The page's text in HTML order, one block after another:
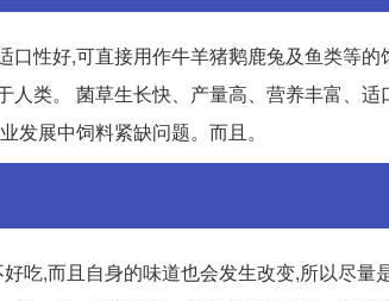
性好,可直接用作牛羊猪鹅鹿兔及鱼类等
类。 菌草生长快、产量高、营养丰富、
发展中饲料紧缺问题。而且。
吃,而且自身的味道也会发生改变,所以尽量